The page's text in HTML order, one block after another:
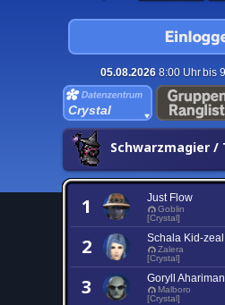
05.08.20268:00 Uhr bis
Crystal
Schwarzmagier /
1 Just Flow
Goblin
[Crystal]
2 Schala Kid-zeal
Zalera
[Crystal]
3 Goryll Ahariman
Malboro
[Crystal]